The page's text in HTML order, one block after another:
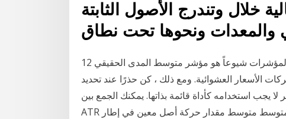
خلال وتندرج الأصول الثابتة
12 شباط (فبراير) 2020 أحد أكثر هذه المؤشرات شيوعاً هو مؤشر متوسط المدى الحقيقي ATR. الخسارة
الأسعار العشوائية. ومع ذلك ، كن حذرًا عند تحديد
يجب استخدامه كأداة قائمة بذاتها. يمكنك الجمع بين
ATR وتحليل حركة السعر يوضح مؤشر النطاق الحقيقي المتوسط متوسط مقدار حركة أصل معين في إطار